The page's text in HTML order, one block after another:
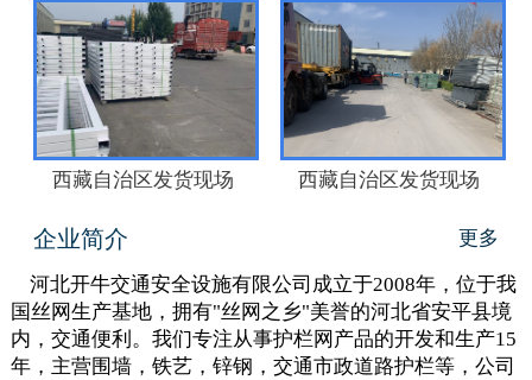
西藏自治区发货现场 西藏自治区发货现场
企业简介 更多
河北开牛交通安全设施有限公司成立于2008年，位于我
国丝网生产基地，拥有"丝网之乡"美誉的河北省安平县境
内，交通便利。我们专注从事护栏网产品的开发和生产15
年，主营围墙，铁艺，锌钢，交通市政道路护栏等，公司